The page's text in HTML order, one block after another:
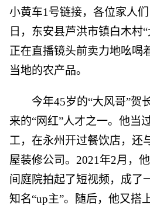
小黄车1号链接，各位家人
日，东安县芦洪市镇白木村
正在直播镜头前卖力地吆喝
当地的农产品。
今年45岁的“大风哥”贺
来的“网红”人才之一。他当
工，在永州开过餐饮店，还
屋装修公司。2021年2月，
间庭院拍起了短视频，成了
知名“up主”。随后，他又搭